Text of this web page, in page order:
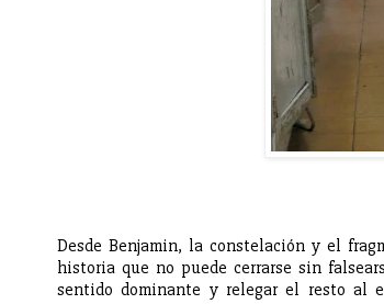
Desde Benjamin, la constelación y el
historia que no puede cerrarse sin
sentido dominante y relegar el resto al